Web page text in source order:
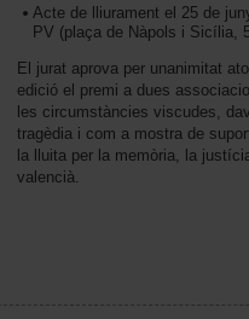
Acte de lliurament el 25 de
PV (plaça de Nàpols i Sicília,
El jurat aprova per unanimitat
edició el premi a dues
les circumstàncies viscudes,
tragèdia i com a mostra de
la lluita per la memòria, la
valencià.